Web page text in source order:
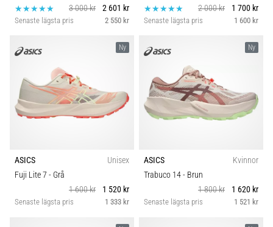
3 000 kr
2 601 kr
Senaste lägsta pris 2 550 kr
2 000 kr
1 700 kr
Senaste lägsta pris 1 600 kr
Ny
ASICS
Unisex
Fuji Lite 7 - Grå
1 600 kr
1 520 kr
Senaste lägsta pris 1 333 kr
Ny
ASICS
Kvinnor
Trabuco 14- Brun
1 800 kr
1 620 kr
Senaste lägsta pris 1 521 kr